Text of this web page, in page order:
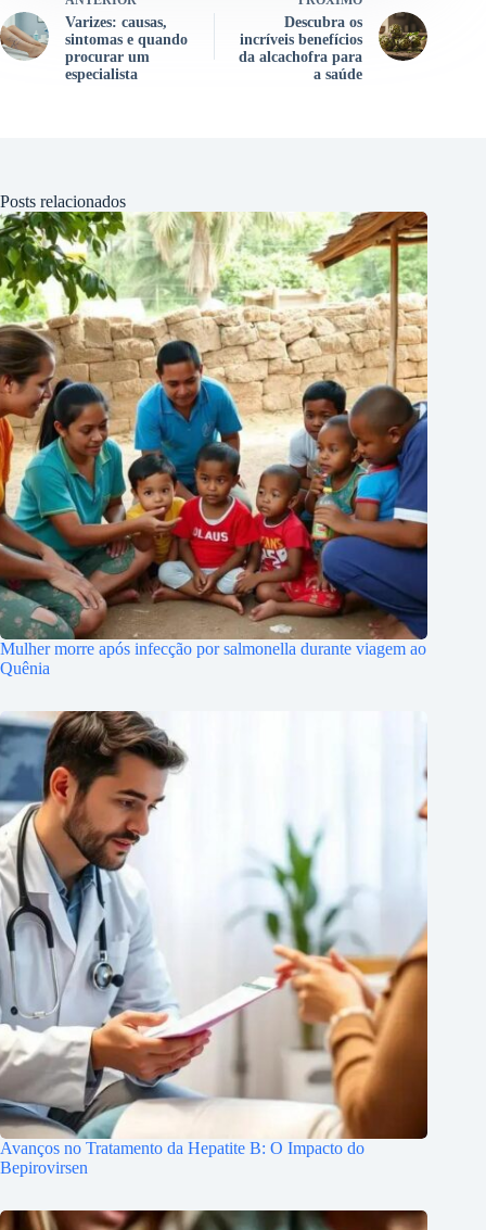
Varizes: causas,
sintomas e quando
procurar um
especialista
Descubra os
incríveis benefícios
da alcachofra para
a saúde
Posts relacionados
Mulher morre após infecção por salmonella durante viagem ao
Quênia
Avanços no Tratamento da Hepatite B: O Impacto do
Bepirovirsen